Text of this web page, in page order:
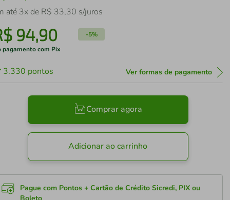
até 3x de R$ 33,30 s/juros
94,90 -5%
pagamento com Pix
3.330 pontos Ver formas de pagamento
Comprar agora
Adicionar ao carrinho
Pague com Pontos + Cartão de Crédito Sicredi, PIX ou